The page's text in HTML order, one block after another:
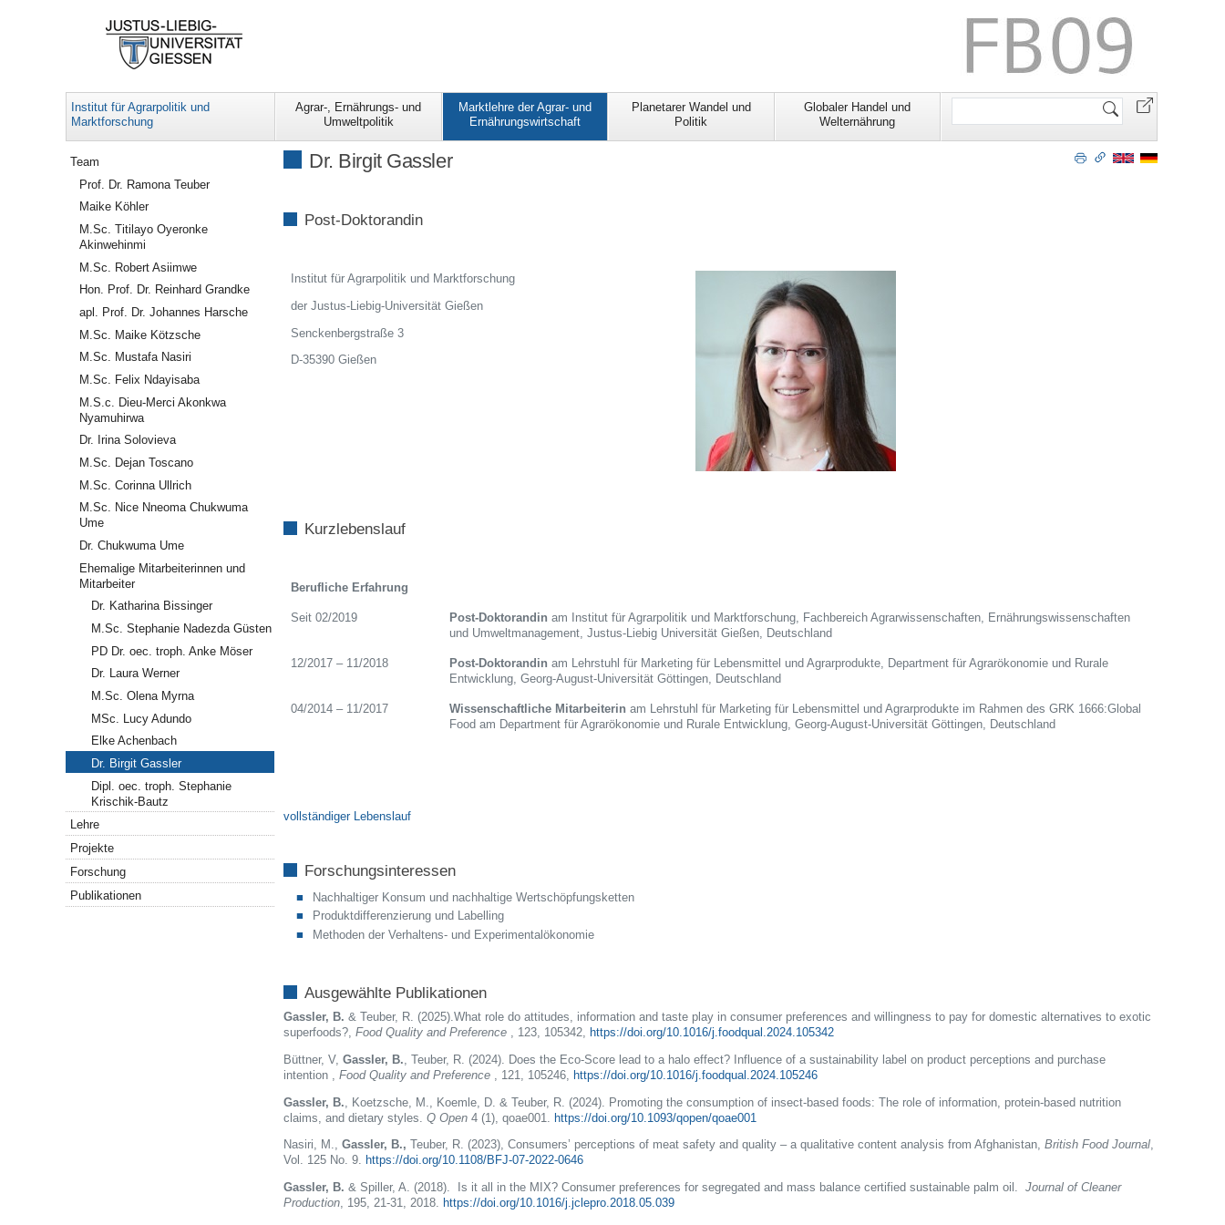
Institut für Agrarpolitik und
Marktforschung
Agrar-, Ernährungs- und
Umweltpolitik
Marktlehre der Agrar- und
Ernährungswirtschaft
Planetarer Wandel und
Politik
Globaler Handel und
Welternährung
Website
Dr. Birgit Gassler
Post-Doktorandin
Institut für Agrarpolitik und Marktforschung
der Justus-Liebig-Universität Gießen
Senckenbergstraße 3
D-35390 Gießen
Kurzlebenslauf
Berufliche Erfahrung
Seit 02/2019 Post-Doktorandin am Institut für Agrarpolitik und Marktforschung, Fachbereich Agrarwissenschaften, Ernährungswissenschaften
und Umweltmanagement, Justus-Liebig Universität Gießen, Deutschland
12/2017 – 11/2018 Post-Doktorandin am Lehrstuhl für Marketing für Lebensmittel und Agrarprodukte, Department für Agrarökonomie und Rurale
Entwicklung, Georg-August-Universität Göttingen, Deutschland
04/2014 – 11/2017 Wissenschaftliche Mitarbeiterin am Lehrstuhl für Marketing für Lebensmittel und Agrarprodukte im Rahmen des GRK 1666:Global
Food am Department für Agrarökonomie und Rurale Entwicklung, Georg-August-Universität Göttingen, Deutschland
vollständiger Lebenslauf
Forschungsinteressen
Nachhaltiger Konsum und nachhaltige Wertschöpfungsketten
Produktdifferenzierung und Labelling
Methoden der Verhaltens- und Experimentalökonomie
Ausgewählte Publikationen
Gassler, B. & Teuber, R. (2025).What role do attitudes, information and taste play in consumer preferences and willingness to pay for domestic alternatives to exotic
superfoods?, Food Quality and Preference , 123, 105342,
https://doi.org/10.1016/j.foodqual.2024.105342
Büttner, V, Gassler, B. , Teuber, R. (2024). Does the Eco-Score lead to a halo effect? Influence of a sustainability label on product perceptions and purchase
intention
Food Quality and Preference , 121, 105246,
https://doi.org/10.1016/j.foodqual.2024.105246
Gassler, B.
Koetzsche, M., Koemle, D. & Teuber, R. (2024). Promoting the consumption of insect-based foods: The role of information, protein-based nutrition
claims, and dietary styles. Q Open 4 (1), qoae001. https://doi.org/10.1093/qopen/qoae001
Nasiri, M., Gassler, B., Teuber, R. (2023), Consumers’ perceptions of meat safety and quality – a qualitative content analysis from Afghanistan, British Food Journal,
Vol. 125 No. 9. https://doi.org/10.1108/BFJ-07-2022-0646
Gassler, B. & Spiller, A. (2018). Is it all in the MIX? Consumer preferences for segregated and mass balance certified sustainable palm oil. Journal of Cleaner
Production, 195, 21-31, 2018. https://doi.org/10.1016/j.jclepro.2018.05.039
Navigation
Team
Prof. Dr. Ramona Teuber
Maike Köhler
M.Sc. Titilayo Oyeronke
Akinwehinmi
M.Sc. Robert Asiimwe
Hon. Prof. Dr. Reinhard Grandke
apl. Prof. Dr. Johannes Harsche
M.Sc. Maike Kötzsche
M.Sc. Mustafa Nasiri
M.Sc. Felix Ndayisaba
M.S.c. Dieu-Merci Akonkwa
Nyamuhirwa
Dr. Irina Solovieva
M.Sc. Dejan Toscano
M.Sc. Corinna Ullrich
M.Sc. Nice Nneoma Chukwuma
Ume
Dr. Chukwuma Ume
Ehemalige Mitarbeiterinnen und
Mitarbeiter
Dr. Katharina Bissinger
M.Sc. Stephanie Nadezda Güsten
PD Dr. oec. troph. Anke Möser
Dr. Laura Werner
M.Sc. Olena Myrna
MSc. Lucy Adundo
Elke Achenbach
Dr. Birgit Gassler
Dipl. oec. troph. Stephanie
Krischik-Bautz
Lehre
Projekte
Forschung
Publikationen